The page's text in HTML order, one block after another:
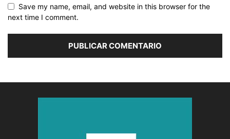
Save my name, email, and website in this browser for the
next time I comment.